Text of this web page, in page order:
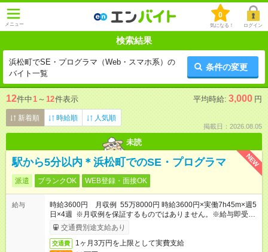
メニュー
0
気になる！ ログイン
検索結果
浜松町でSE・プログラマ（Web・スマホ系）の
バイト一覧
条件の変更
12件中1 ～ 12件表示 平均時給: 3,000 円
新着順 時給順 人気順
掲載日：2026.08.05
未読
NEW
駅から5分以内＊浜松町でのSE・プログラマ
派遣 ブランクOK WEB登録・面接OK
給与
時給3600円 月収例 55万8000円 時給3600円×実働7h45m×週5
日×4週 ※月収例を保証するものではありません。※給与即受取
りサービス利用可（利用条件有）
交通費別途支給あり
交通費 1ヶ月3万円を上限として実費支給